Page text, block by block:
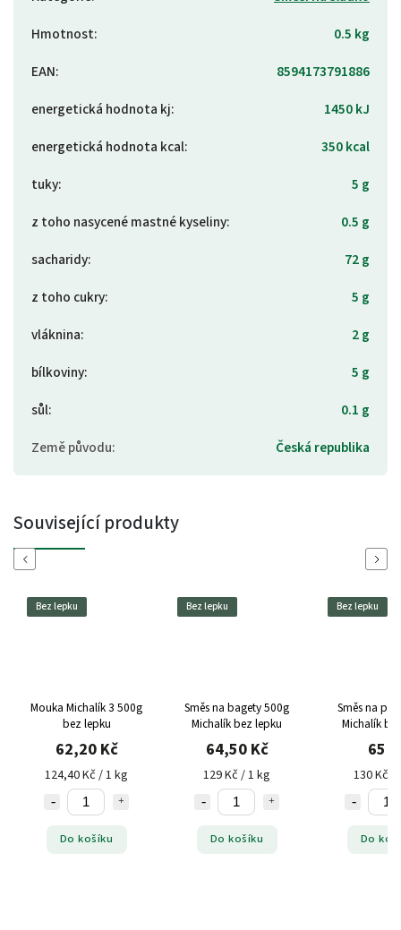
Hmotnost:
0.5 kg
EAN:
8594173791886
energetická hodnota kj:
1450 kJ
energetická hodnota kcal:
350 kcal
tuky:
5 g
z toho nasycené mastné kyseliny:
0.5 g
sacharidy:
72 g
z toho cukry:
5 g
vláknina:
2 g
bílkoviny:
5 g
sůl:
0.1 g
Země původu: Česká republika
Související produkty
Previous
Bez lepku
Mouka Michalík 3 500g
bez lepku
62,20 Kč
124,40 Kč / 1 kg
Do košíku
Bez lepku
Směs na bagety 500g
Michalík bez lepku
64,50 Kč
129 Kč / 1 kg
Do košíku
Bez lepku
Směs na
Michalík
65
130 Kč /
Do
Next